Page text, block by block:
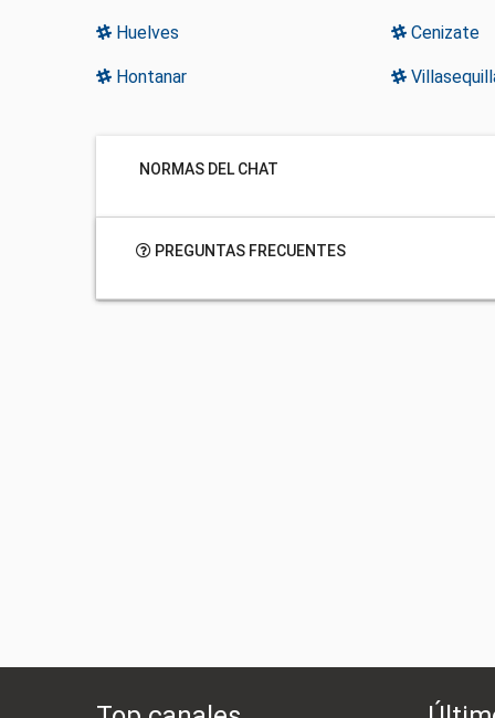
Huelves Cenizate
Hontanar
NORMAS DEL CHAT
PREGUNTAS FRECUENTES